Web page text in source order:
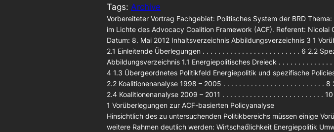
Tags: Archive
Vorbereiteter Vortrag Fachgebiet: Politisches System der BRD
im Lichte des Advocacy Coalition Framework (ACF). Referent:
Datum: 8. Mai 2012 Inhaltsverzeichnis Abbildungsverzeichnis 3 1
2.1 Einleitende Überlegungen . . . . . . . . . . . . . . . . . . . . . . . . . 6 2.2
Abbildungsverzeichnis 1.1 Energiepolitisches Dreieck . . . . . . . . . . . .
4 1.3 Übergeordnetes Politikfeld Energiepolitik und spezifische
2.2 Koalitionenanalyse 1998 – 2005 . . . . . . . . . . . . . . . . . . . . . . . . . .
2.4 Koalitionenanalyse 2009 – 2011 . . . . . . . . . . . . . . . . . . . . . . . . . .
1 Vorüberlegungen zur ACF-basierten Policyanalyse
Hinsichtlich des zu untersuchenden Politikbereichs müssen einige
weitere Rahmen deutlich werden: Wirtschalichkeit Energiepolitik